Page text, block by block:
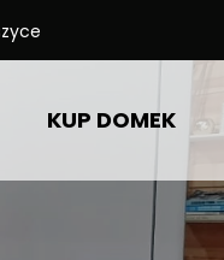
KUP DOMEK